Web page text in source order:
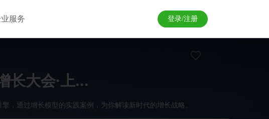
服务 登录/注册
长大会·上...
，通过增长模型的实践案例，为你解读新时代的增长战略。